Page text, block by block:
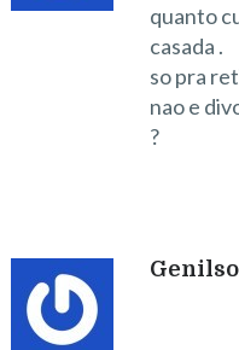
quanto
casada .
so pra
nao e
?